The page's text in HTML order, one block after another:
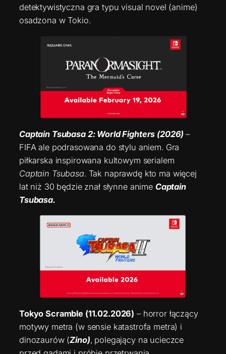
detektywistyczna gra typu visual novel (anime)
osadzona w Tokio.
Captain Tsubasa 2: World Fighters (2026)–
FIFA ale podrasowana do stylu aniem. Gra
piłkarska inspirowana kultowym serialem
Captain Tsubasa. Tak naprawdę kto ma więcej
lat niż 30 będzie znał słynne anime Captain
Tsubasa.
Tokyo Scramble (11.02.2026) – horror łączący
motywy metra (w sensie katastrofa metra) i
dinozaurów (Zino), polegający na ucieczce